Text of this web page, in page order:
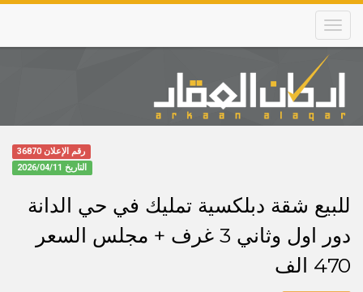
Skip
main
content
Main
navigation
رقم الإعلان 36870
التاريخ 2026/04/11
للبيع شقة دبلكسية تمليك في حي الدانة
دور اول وثاني 3 غرف + مجلس السعر
470 الف